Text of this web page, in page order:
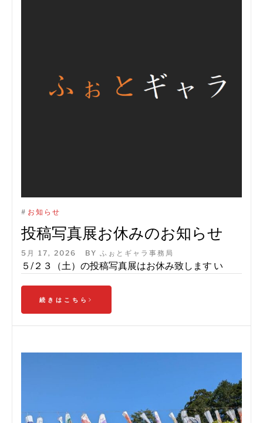
# お知らせ
投稿写真展お休みのお知らせ
5月 17, 2026 BY ふぉとギャラ事務局
５/２３（土）の投稿写真展はお休み致します い
続きはこちら